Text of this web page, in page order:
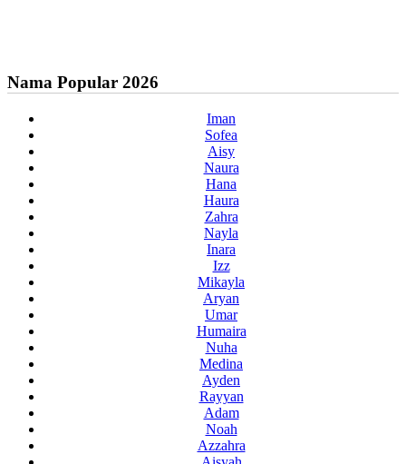
Nama Popular 2026
Iman
Sofea
Aisy
Naura
Hana
Haura
Zahra
Nayla
Inara
Izz
Mikayla
Aryan
Umar
Humaira
Nuha
Medina
Ayden
Rayyan
Adam
Noah
Azzahra